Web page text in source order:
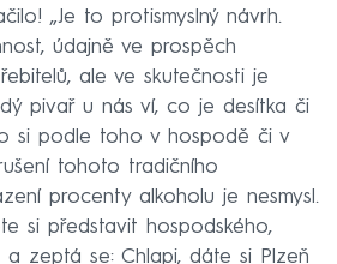
„Je to protismyslný návrh.
údajně ve prospěch
ale ve skutečnosti je
pivař u nás ví, co je desítka či
si podle toho v hospodě či v
tohoto tradičního
procenty alkoholu je nesmysl.
si představit hospodského,
zeptá se: Chlapi, dáte si Plzeň